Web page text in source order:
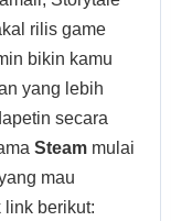
rilis game
bikin kamu
yang lebih
secara
Steam mulai
mau
berikut: